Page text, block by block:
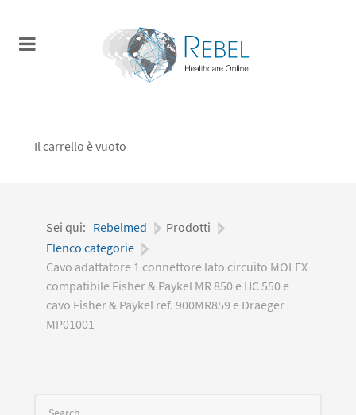
Il carrello è vuoto
Sei qui: Rebelmed | Prodotti |
Elenco categorie |
Cavo adattatore 1 connettore lato circuito MOLEX
compatibile Fisher & Paykel MR 850 e HC 550 e
cavo Fisher & Paykel ref. 900MR859 e Draeger
MP01001